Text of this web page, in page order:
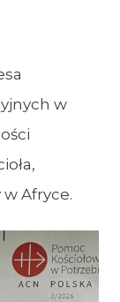
w
w Afryce.